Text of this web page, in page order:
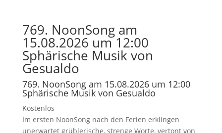
769. NoonSong am
15.08.2026 um 12:00
Sphärische Musik von
Gesualdo
769. NoonSong am 15.08.2026 um 12:00
Sphärische Musik von Gesualdo
Kostenlos
Im ersten NoonSong nach den Ferien erklingen
unerwartet grüblerische, strenge Worte, vertont von